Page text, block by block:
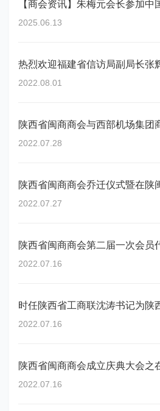
【商会资讯】朱梅元会长参加
2025.06.13
热烈欢迎福建省信访局副局长张
2022.08.01
陕西省闽商商会与西部机场集团
2022.07.28
陕西省闽商商会乔迁仪式暨在陕
2022.07.27
陕西省闽商商会第二届一次会员
2022.07.16
时任陕西省工商联沈涛书记为陕
2022.07.16
陕西省闽商商会成立庆典大会之
2022.07.16